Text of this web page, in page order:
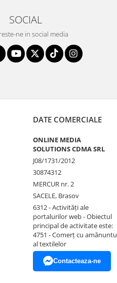
SOCIAL
ne in social media
DATE COMERCIALE
ONLINE MEDIA
SOLUTIONS CDMA SRL
J08/1731/2012
30874312
MERCUR nr. 2
SACELE, Brasov
6312 - Activităţi ale
portalurilor web - Obiectul
principal de activitate este:
4751 - Comerţ cu
al textilelor
Contacteaza-ne